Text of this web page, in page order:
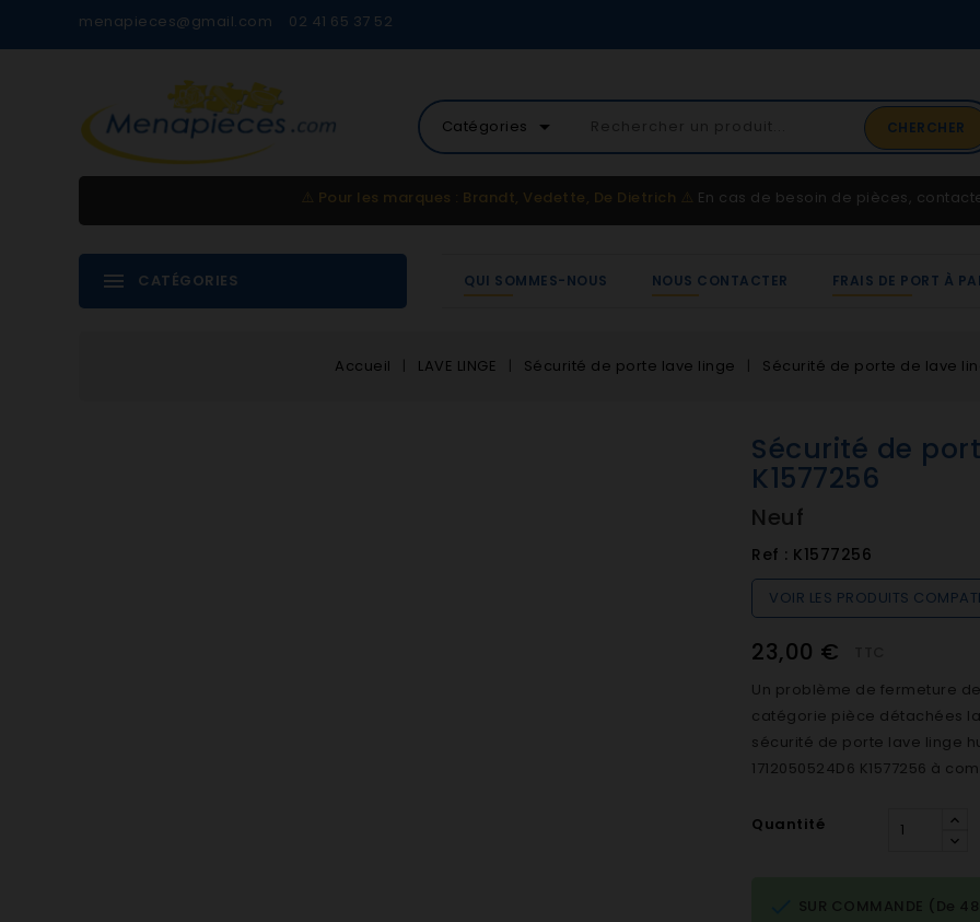
menapieces@gmail.com 02 41 65 37 52
Catégories arrow_drop_down CHERCHER
02 41 65 37
Service client
⚠️ Pour les marques : Brandt, Vedette, De Dietrich ⚠️ En cas de besoin de pièces,
CATÉGORIES QUI SOMMES-NOUS NOUS CONTACTER FRAIS DE PORT À
Accueil LAVE LINGE Sécurité de porte lave linge Sécurité de porte de lave
Sécurité de
K1577256
Neuf
Ref : K1577256
VOIR LES PRODUITS
23,00 €
Un problème de fermeture
catégorie pièce détachées
sécurité de porte lave linge
1712050524D6 K1577256 à
Quantité
SUR COMMANDE (De